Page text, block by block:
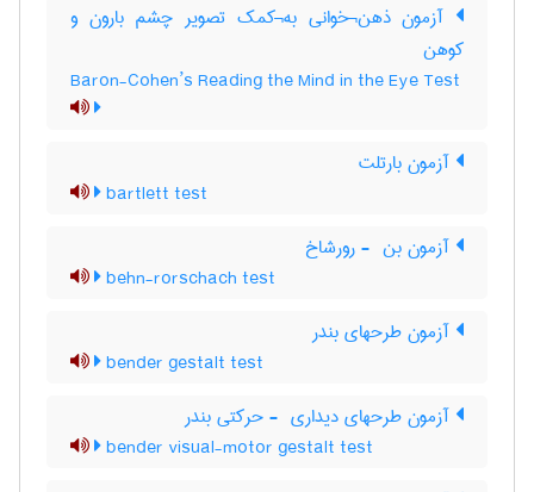
آزمون ذهن¬خوانی به¬کمک تصویر چشم بارون و
کوهن
Baron-Cohen’s Reading the Mind in the Eye Test
آزمون بارتلت
bartlett test
آزمون بن ‎ - رورشاخ
behn-rorschach test
آزمون طرحهای بندر
bender gestalt test
آزمون طرحهای دیداری ‎ - حرکتی بندر
bender visual-motor gestalt test